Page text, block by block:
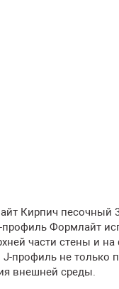
Кирпич песочный 3
Формлайт
части стены и на
профиль не
внешней среды.